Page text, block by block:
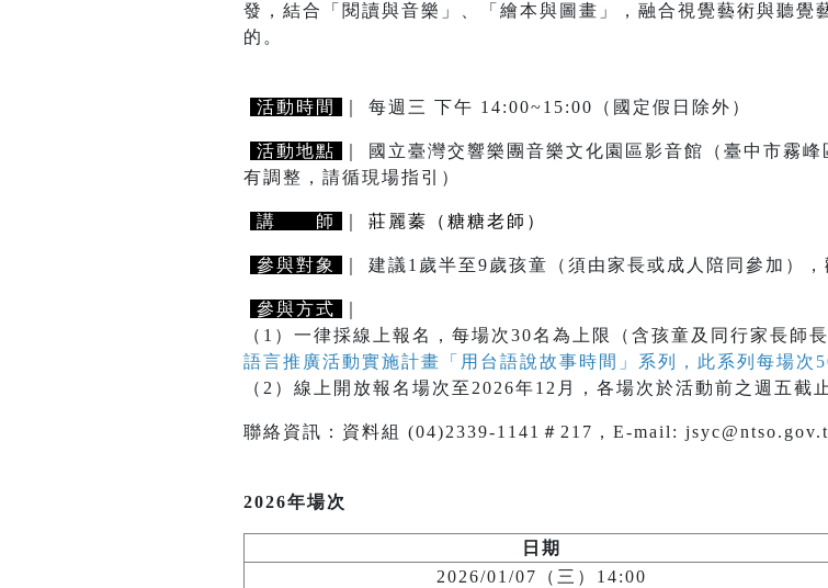
發，結合「閱讀與音樂」、「繪本與圖畫」，融合視覺藝術與聽覺
的。
活動時間 ｜ 每週三 下午 14:00~15:00（國定假日除外）
活動地點 ｜ 國立臺灣交響樂團音樂文化園區影音館（臺中市霧峰
有調整，請循現場指引）
講 師 莊麗蓁（糖糖老師）
參與對象 ｜ 建議1歲半至9歲孩童（須由家長或成人陪同參加）
參與方式
（1）一律採線上報名，每場次30名為上限（含孩童及同行家長師
語言推廣活動實施計畫「用台語說故事時間」系列，此系列每場次
（2）線上開放報名場次至2026年12月，各場次於活動前之週五截
聯絡資訊：資料組 (04)2339-1141＃217，E-mail:
2026年場次
日期
2026/01/07（三）14:00